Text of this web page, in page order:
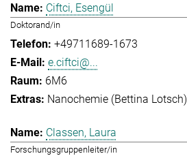
Ciftci, Esengül
Doktorand/in
+49711689-1673
e.ciftci@...
6M6
Nanochemie (Bettina Lotsch)
Classen, Laura
Forschungsgruppenleiter/in